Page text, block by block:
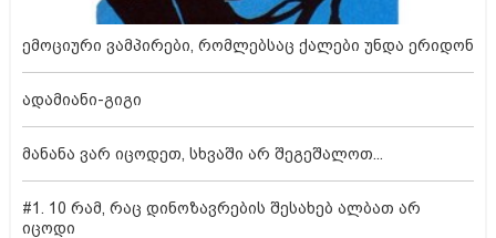
ემოციური ვამპირები, რომლებსაც ქალები უნდა ერიდონ
ადამიანი-გიგი
მანანა ვარ იცოდეთ, სხვაში არ შეგეშალოთ...
#1. 10 რამ, რაც დინოზავრების შესახებ ალბათ არ
იცოდი